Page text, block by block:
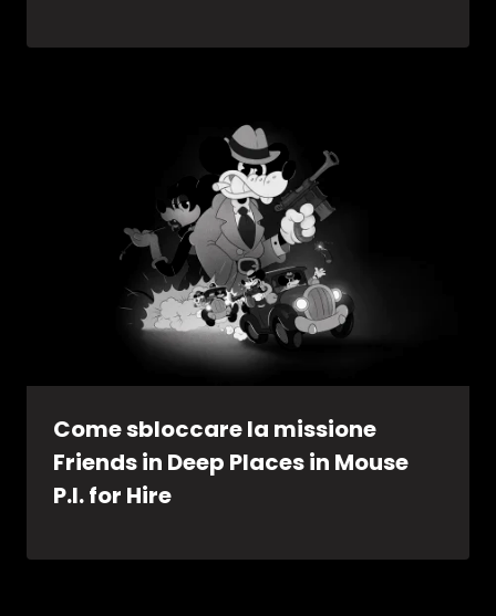
Come sbloccare la missione
Friends in Deep Places in Mouse
P.I. for Hire